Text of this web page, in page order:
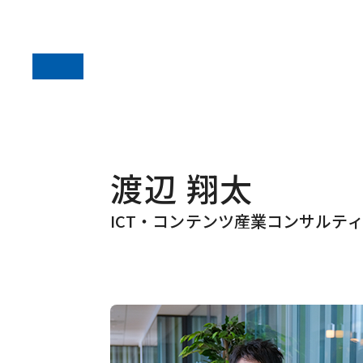
渡辺 翔太
ICT・コンテンツ産業コンサルテ